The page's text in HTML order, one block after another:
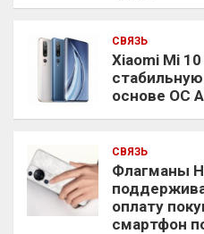
СВЯЗЬ
Xiaomi Mi
основе ОС
СВЯЗЬ
Флагманы
оплату
смартфон